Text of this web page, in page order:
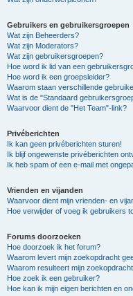
Gebruikers en gebruikersgroepen
Wat zijn Beheerders?
Wat zijn Moderators?
Wat zijn gebruikersgroepen?
Hoe word ik lid van een
Hoe word ik een groepsleider?
Waarom staan verschillende
Wat is de "Standaard
Waarvoor dient de "Het Team"-link?
Privéberichten
Ik kan geen privéberichten sturen!
Ik blijf ongewenste privéberichten
Ik heb spam of een e-mail met
Vrienden en vijanden
Waarvoor dient mijn vrienden- en
Hoe verwijder of voeg ik gebruikers
Forums doorzoeken
Hoe doorzoek ik het forum?
Waarom levert mijn zoekopdracht
Waarom resulteert mijn
Hoe zoek ik een gebruiker?
Hoe kan ik mijn eigen berichten en